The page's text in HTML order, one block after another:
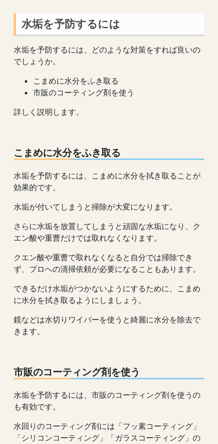
水垢を予防するには
水垢を予防するには、どのような対策をすれば良いの
でしょうか。
こまめに水分をふき取る
市販のコーティング剤を使う
詳しく説明します。
こまめに水分をふき取る
水垢を予防するには、こまめに水分を拭き取ることが
効果的です。
水垢が付いてしまうと掃除が大変になります。
さらに水垢を放置してしまうと頑固な水垢になり、ク
エン酸や重曹だけでは取れなくなります。
クエン酸や重曹で取れなくなると自分では掃除でき
ず、プロへの清掃依頼が必要になることもあります。
できるだけ水垢がつかないようにするために、こまめ
に水分を拭き取るようにしましょう。
鏡などは水切りワイパーを使うと綺麗に水分を除去で
きます。
市販のコーティング剤を使う
水垢を予防するには、市販のコーティング剤を使うの
も有効です。
水回りのコーティング剤には「フッ素コーティング」
「シリコンコーティング」「ガラスコーティング」の